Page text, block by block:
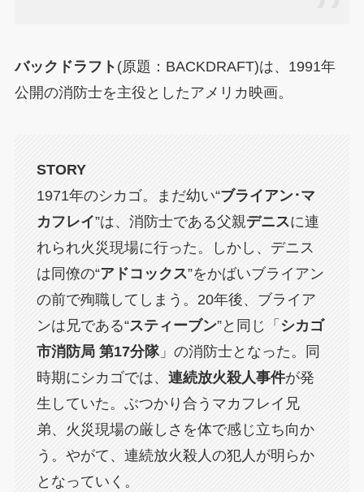
バックドラフト (原題：BACKDRAFT)は、1991年
公開の消防士を主役としたアメリカ映画。
STORY
1971年のシカゴ。まだ幼い“ブライアン･マ
カフレイ”は、消防士である父親デニスに連
れられ火災現場に行った。しかし、デニス
は同僚の“アドコックス”をかばいブライアン
の前で殉職してしまう。20年後、ブライア
ンは兄である“スティーブン”と同じ「 シカゴ
市消防局 第17分隊」の消防士となった。同
時期にシカゴでは、 連続放火殺人事件が発
生していた。ぶつかり合うマカフレイ兄
弟、火災現場の厳しさを体で感じ立ち向か
う。やがて、連続放火殺人の犯人が明らか
となっていく。